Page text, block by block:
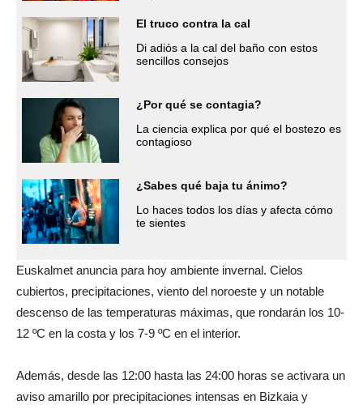
El truco contra la cal
Di adiós a la cal del baño con estos
sencillos consejos
¿Por qué se contagia?
La ciencia explica por qué el bostezo es
contagioso
¿Sabes qué baja tu ánimo?
Lo haces todos los días y afecta cómo
te sientes
Euskalmet anuncia para hoy ambiente invernal. Cielos
cubiertos, precipitaciones, viento del noroeste y un notable
descenso de las temperaturas máximas, que rondarán los 10-
12 ºC en la costa y los 7-9 ºC en el interior.
Además, desde las 12:00 hasta las 24:00 horas se activara un
aviso amarillo por precipitaciones intensas en Bizkaia y